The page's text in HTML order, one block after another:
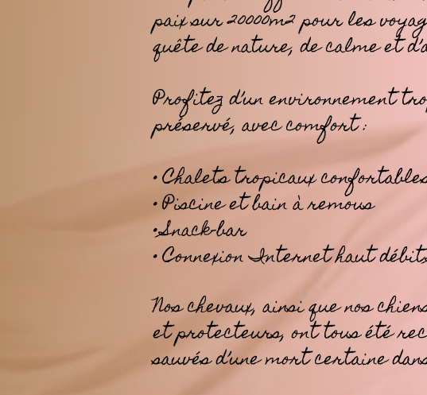
paix sur 20000m2 pour les
quête de nature, de calme et
Profitez d’un environnement
préservé, avec comfort :
• Chalets tropicaux
• Piscine et bain à remous
• Snack-bar
• Connexion Internet haut
Nos chevaux, ainsi que nos
et protecteurs, ont tous été
sauvés d’une mort certaine